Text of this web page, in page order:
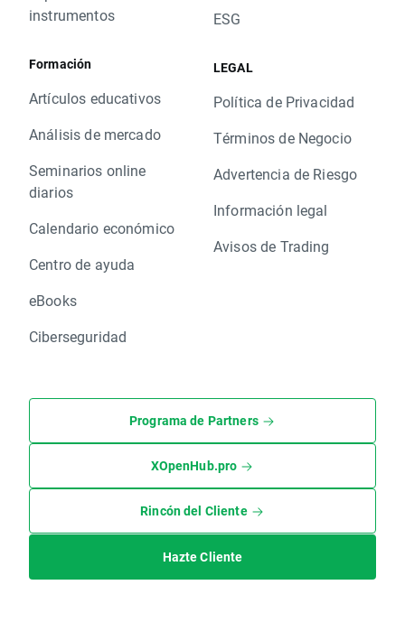
instrumentos
Formación
Artículos educativos
Análisis de mercado
Seminarios online
diarios
Calendario económico
Centro de ayuda
eBooks
Ciberseguridad
ESG
LEGAL
Política de Privacidad
Términos de Negocio
Advertencia de Riesgo
Información legal
Avisos de Trading
Programa de Partners
XOpenHub.pro
Rincón del Cliente
Hazte Cliente